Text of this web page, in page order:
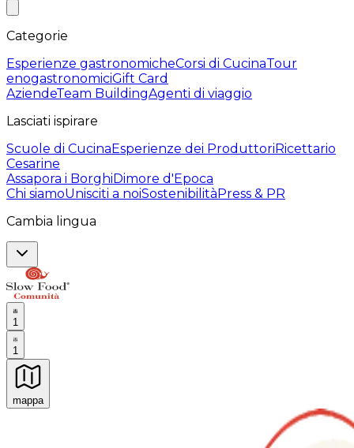
Categorie
Esperienze gastronomicheCorsi di CucinaTour
enogastronomiciGift Card
AziendeTeam BuildingAgenti di viaggio
Lasciati ispirare
Scuole di CucinaEsperienze dei ProduttoriRicettario
Cesarine
Assapora i BorghiDimore d'Epoca
Chi siamoUnisciti a noiSostenibilitàPress & PR
Cambia lingua
1
1
mappa
Esperienze culinarie indimenticabili: Esperienze